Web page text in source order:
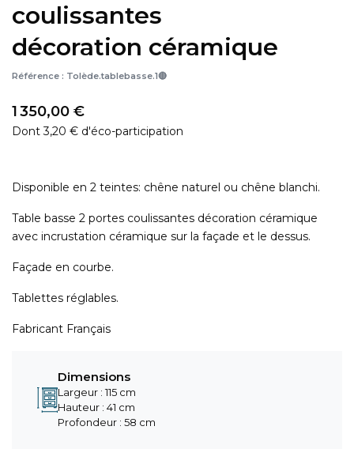
coulissantes
décoration céramique
Référence : Tolède.tablebasse.1🔴
1 350,00 €
Dont 3,20 € d'éco-participation
Disponible en 2 teintes: chêne naturel ou chêne blanchi.
Table basse 2 portes coulissantes décoration céramique
avec incrustation céramique sur la façade et le dessus.
Façade en courbe.
Tablettes réglables.
Fabricant Français
Dimensions
Largeur : 115 cm
Hauteur : 41 cm
Profondeur : 58 cm